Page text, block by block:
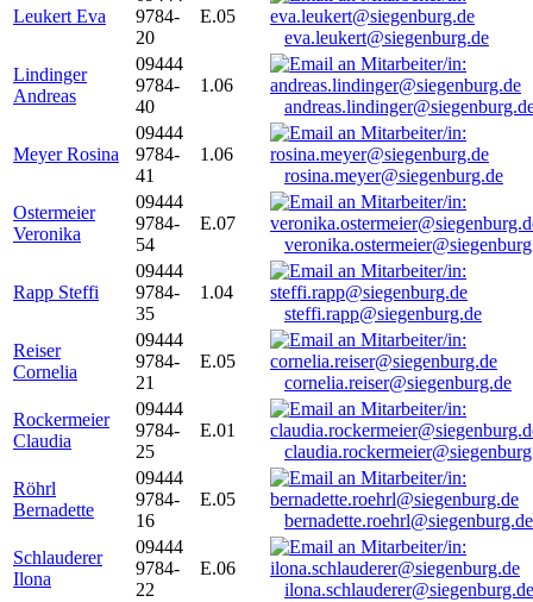
Leukert Eva
9784-
20
E.05
eva.leukert@siegenburg.de
Lindinger
Andreas
09444
9784-
40
1.06
Meyer Rosina
09444
9784-
41
1.06
rosina.meyer@siegenburg.de
Ostermeier
Veronika
09444
9784-
54
E.07
Rapp Steffi
09444
9784-
35
1.04
steffi.rapp@siegenburg.de
Reiser
Cornelia
09444
9784-
21
E.05
cornelia.reiser@siegenburg.de
Rockermeier
Claudia
09444
9784-
25
E.01
Röhrl
Bernadette
09444
9784-
16
E.05
bernadette.roehrl@siegenburg.de
Schlauderer
Ilona
09444
9784-
22
E.06
ilona.schlauderer@siegenburg.de